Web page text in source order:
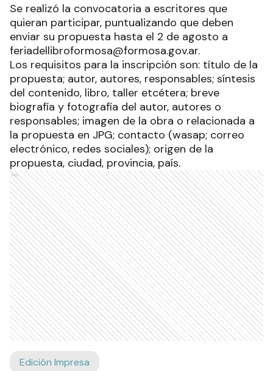
Se realizó la convocatoria a escritores que
quieran participar, puntualizando que deben
enviar su propuesta hasta el 2 de agosto a
feriadellibroformosa@formosa.gov.ar.
Los requisitos para la inscripción son: título de la
propuesta; autor, autores, responsables; síntesis
del contenido, libro, taller etcétera; breve
biografía y fotografía del autor, autores o
responsables; imagen de la obra o relacionada a
la propuesta en JPG; contacto (wasap; correo
electrónico, redes sociales); origen de la
propuesta, ciudad, provincia, país.
Ads
Edición Impresa